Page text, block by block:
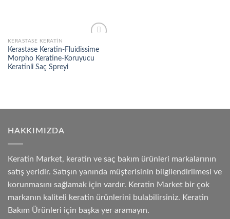
Add to
wishlist
KERASTASE KERATIN
Kerastase Keratin-Fluidissime
Morpho Keratine-Koruyucu
Keratinli Saç Spreyi
HAKKIMIZDA
Keratin Market, keratin ve saç bakım ürünleri markalarının
satış yeridir. Satışın yanında müşterisinin bilgilendirilmesi ve
korunmasını sağlamak için vardır. Keratin Market bir çok
markanın kaliteli keratin ürünlerini bulabilirsiniz. Keratin
Bakım Ürünleri için başka yer aramayın.